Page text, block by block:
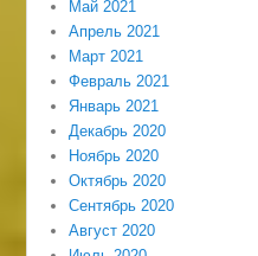
Май 2021
Апрель 2021
Март 2021
Февраль 2021
Январь 2021
Декабрь 2020
Ноябрь 2020
Октябрь 2020
Сентябрь 2020
Август 2020